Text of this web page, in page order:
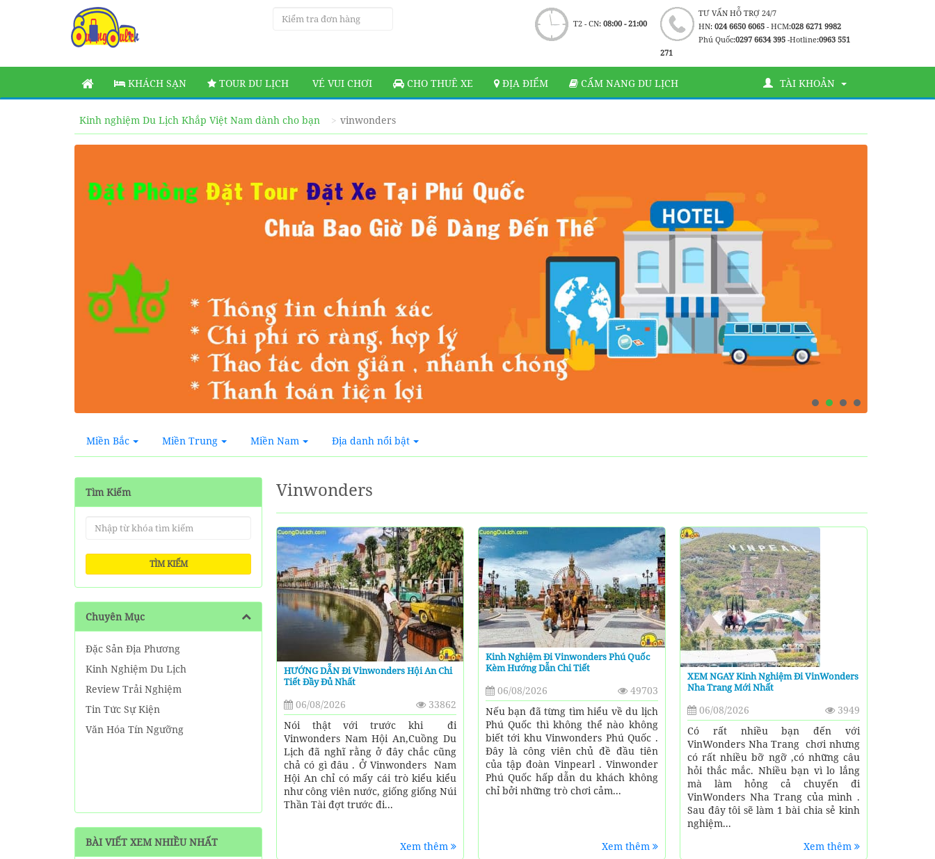
TƯ VẤN HỖ TRỢ 24/7
HN: 024 6650 6065- HCM:028 6271 9982
Phú Quốc:0297 6634 395 -Hotline:0963 551
271
T2 - CN: 08:00 - 21:00
KHÁCH SẠN TOUR DU LỊCH VÉ VUI CHƠI CHO THUÊ XE ĐỊA ĐIỂM CẨM NANG DU LỊCH TÀI KHOẢN
Kinh nghiệm Du Lịch Khắp Việt Nam dành cho bạn vinwonders
Miền Bắc Miền Trung Miền Nam Địa danh nổi bật
Tìm Kiếm
TÌM KIẾM
Chuyên Mục
Đặc Sản Địa Phương
Kinh Nghiệm Du Lịch
Review Trải Nghiệm
Tin Tức Sự Kiện
Văn Hóa Tín Ngưỡng
BÀI VIẾT XEM NHIỀU NHẤT
Vinwonders
HƯỚNG DẪN Đi Vinwonders Hội An Chi
Tiết Đầy Đủ Nhất
06/08/2026
33862
Nói thật với trước khi đi
Vinwonders Nam Hội An,Cuồng Du
Lịch đã nghĩ rằng ở đây chắc cũng
chả có gì đâu . Ở Vinwonders Nam
Hội An chỉ có mấy cái trò kiểu kiểu
như công viên nước, giống giống Núi
Thần Tài đợt trước đi...
Xem thêm
Kinh Nghiệm Đi Vinwonders Phú Quốc
Kèm Hướng Dẫn Chi Tiết
06/08/2026
49703
Nếu bạn đã từng tìm hiểu về du lịch
Phú Quốc thì không thể nào không
biết tới khu Vinwonders Phú Quốc .
Đây là công viên chủ đề đầu tiên
của tập đoàn Vinpearl . Vinwonder
Phú Quốc hấp dẫn du khách không
chỉ bởi những trò chơi cảm...
Xem thêm
XEM NGAY Kinh Nghiệm Đi VinWonders
Nha Trang Mới Nhất
06/08/2026
3949
Có rất nhiều bạn đến với
VinWonders Nha Trang chơi nhưng
có rất nhiều bỡ ngỡ ,có những câu
hỏi thắc mắc. Nhiều bạn vì lo lắng
mà làm hỏng cả chuyến đi
VinWonders Nha Trang của mình .
Sau đây tôi sẽ làm 1 bài chia sẻ kinh
nghiệm...
Xem thêm